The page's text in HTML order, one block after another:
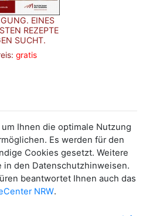
EINES
REZEPTE
SUCHT.
gratis
Ihnen die optimale Nutzung
Es werden für den
Cookies gesetzt. Weitere
in den Datenschutzhinweisen.
beantwortet Ihnen auch das
NRW.